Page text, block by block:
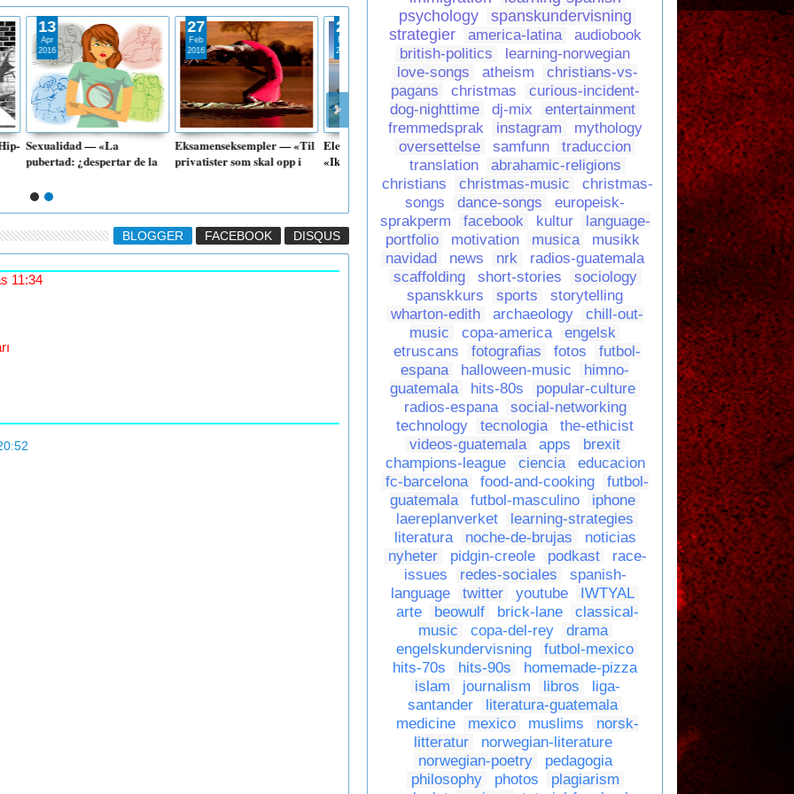
la
Eksamenseksempler — «Til
privatister som skal opp i
1» — [PDF]
27
Feb
2016
Elever og privatister —
«Ikke stryk på
input [Video]
26
Feb
2016
BLOGGER FACEBOOK DISQUS
11:34
psychology
spanskundervisning
strategier
america-latina
audiobook
british-politics
learning-norwegian
love-songs
atheism
christians-vs-
pagans
christmas
curious-incident-
dog-nighttime
dj-mix
entertainment
fremmedsprak
instagram
mythology
oversettelse
samfunn
traduccion
translation
abrahamic-religions
christians
christmas-music
christmas-
songs
dance-songs
europeisk-
sprakperm
facebook kultur
language-
portfolio
motivation musica
musikk
navidad
news nrk
radios-guatemala
scaffolding
short-stories
sociology
spanskkurs
sports
storytelling
wharton-edith
archaeology
chill-out-
music
copa-america
engelsk
etruscans
fotografias fotos
futbol-
espana
halloween-music
himno-
guatemala
hits-80s
popular-culture
radios-espana
social-networking
technology
tecnologia
the-ethicist
videos-guatemala
apps
brexit
champions-league
ciencia
educacion
fc-barcelona
food-and-cooking
futbol-
guatemala
futbol-masculino
iphone
laereplanverket
learning-strategies
literatura
noche-de-brujas
noticias
nyheter
pidgin-creole podkast
race-
issues
redes-sociales
spanish-
language
twitter youtube
IWTYAL
arte
beowulf brick-lane
classical-
music
copa-del-rey
drama
engelskundervisning
futbol-mexico
hits-70s
hits-90s
homemade-pizza
islam
journalism libros
liga-
santander
literatura-guatemala
medicine
mexico muslims
norsk-
litteratur
norwegian-literature
norwegian-poetry
pedagogia
philosophy
photos
plagiarism